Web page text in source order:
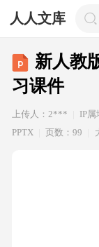
人人文库
新人教
习课件
上传人：2*** IP属
PPTX
页数：99